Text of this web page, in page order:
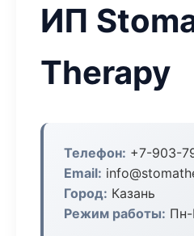
ИП
Therapy
Телефон: +7-903-
Email:
Город: Казань
Режим работы: Пн-